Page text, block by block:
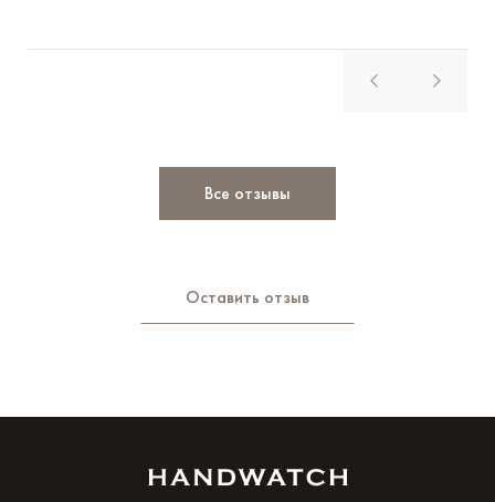
Все отзывы
Оставить отзыв